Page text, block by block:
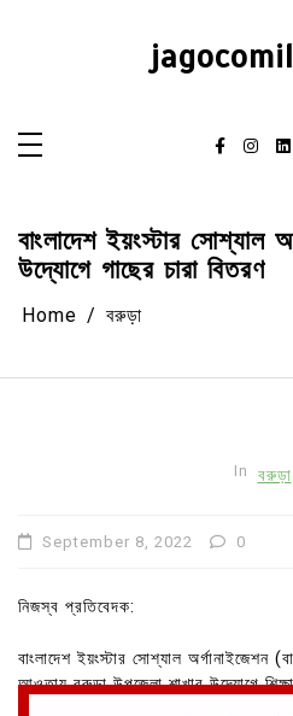
বাংলাদেশ ইয়ংস্টার সোশ্যাল
উদ্যোগে গাছের চারা বিতরণ
Home বরুড়া
In বরুড়া
September 8, 2022 0
নিজস্ব প্রতিবেদক:
বাংলাদেশ ইয়ংস্টার সোশ্যাল অর্গানাইজেশন
আওতায় বরুড়া উপজেলা শাখার উদ্যোগে